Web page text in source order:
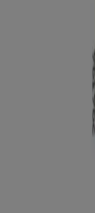
Tiendeo
Türkiye